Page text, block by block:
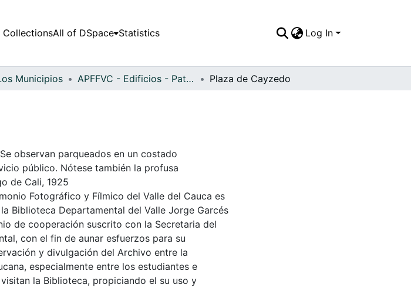
CollectionsAll of DSpace Statistics Log In
Municipios APFFVC - Edificios - Patrimonial Plaza de Cayzedo
observan parqueados en un costado
público. Nótese también la profusa
de Cali, 1925
Fotográfico y Fílmico del Valle del Cauca es
Biblioteca Departamental del Valle Jorge Garcés
de cooperación suscrito con la Secretaria del
con el fin de aunar esfuerzos para su
y divulgación del Archivo entre la
especialmente entre los estudiantes e
la Biblioteca, propiciando el su uso y